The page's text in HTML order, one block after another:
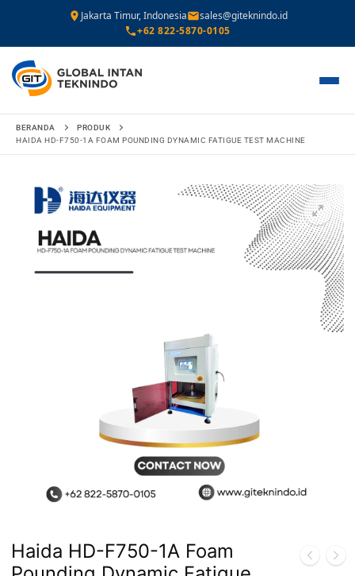
Jakarta Timur, Indonesia
sales@giteknindo.id
+62 822-5870-0105
Lompat
BERANDA
PRODUK
HAIDA HD-F750-1A FOAM POUNDING DYNAMIC FATIGUE TEST MACHINE
🔍
Haida HD-F750-1A Foam